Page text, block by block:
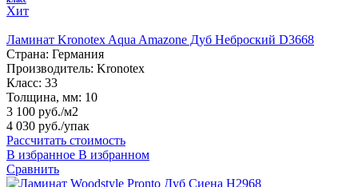
Хит
Ламинат Kronotex Aqua Amazone Дуб Неброский D3668
Страна: Германия
Производитель: Kronotex
Класс: 33
Толщина, мм: 10
3 100 руб./м2
4 030 руб./упак
Рассчитать стоимость
В избранное В избранном
Сравнить